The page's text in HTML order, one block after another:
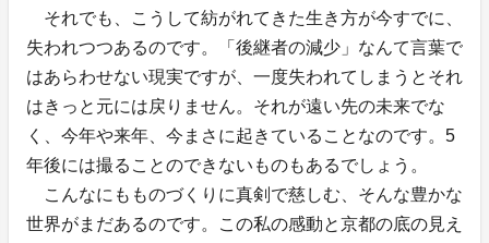
それでも、こうして紡がれてきた生き方が今すでに、
失われつつあるのです。「後継者の減少」なんて言葉で
はあらわせない現実ですが、一度失われてしまうとそれ
はきっと元には戻りません。それが遠い先の未来でな
く、今年や来年、今まさに起きていることなのです。5
年後には撮ることのできないものもあるでしょう。
こんなにもものづくりに真剣で慈しむ、そんな豊かな
世界がまだあるのです。この私の感動と京都の底の見え